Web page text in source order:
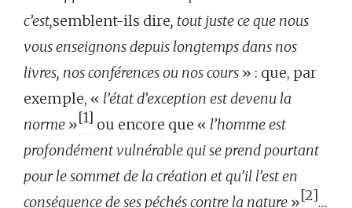
c’est,semblent-ils dire, tout juste ce que nous
vous enseignons depuis longtemps dans nos
livres, nos conférences ou nos cours » : que, par
exemple, « l’état d’exception est devenu la
norme »[1] ou encore que « l’homme est
profondément vulnérable qui se prend pourtant
pour le sommet de la création et qu’il l’est en
conséquence de ses péchés contre la nature »[2]…